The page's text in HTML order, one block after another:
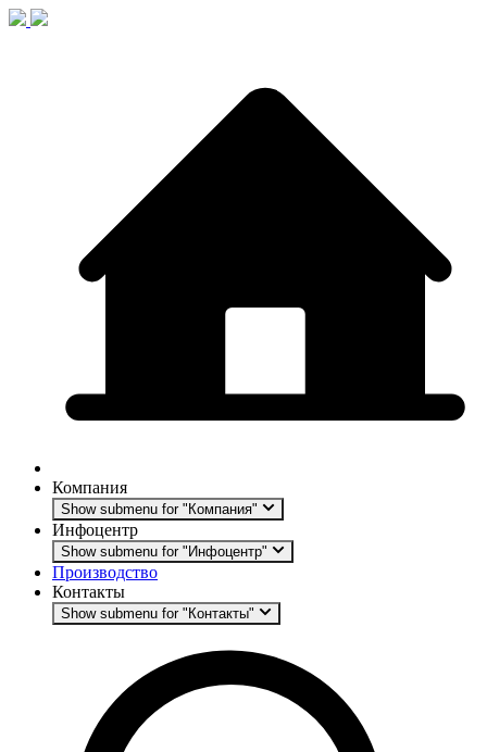
Компания
Show submenu for "Компания"
Инфоцентр
Show submenu for "Инфоцентр"
Производство
Контакты
Show submenu for "Контакты"